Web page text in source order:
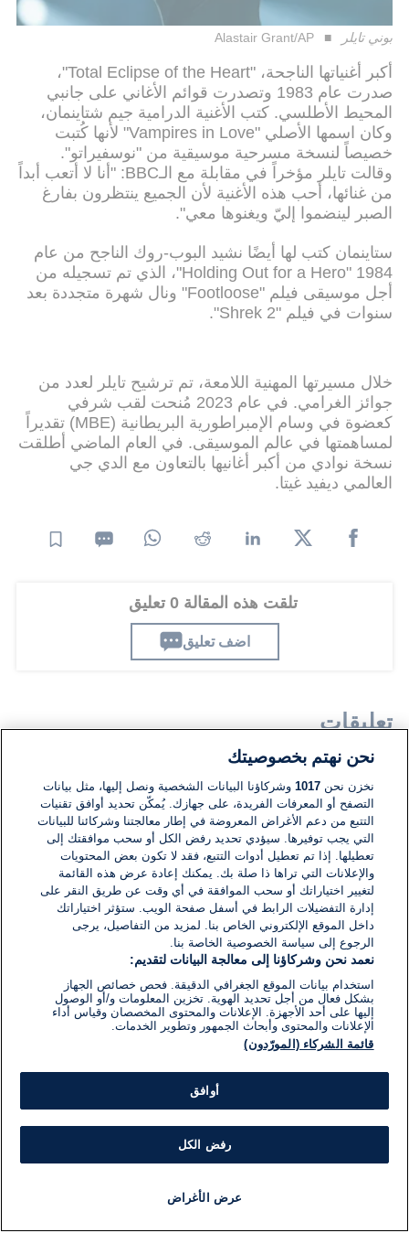
بوني تايلر Alastair Grant/AP
أكبر أغنياتها الناجحة، "Total Eclipse of the Heart"،
صدرت عام 1983 وتصدرت قوائم الأغاني على جانبي
المحيط الأطلسي. كتب الأغنية الدرامية جيم شتاينمان،
وكان اسمها الأصلي "Vampires in Love" لأنها كُتبت
خصيصاً لنسخة مسرحية موسيقية من "نوسفيراتو".
وقالت تايلر مؤخراً في مقابلة مع الـBBC: "أنا لا أتعب أبداً
من غنائها، أحب هذه الأغنية لأن الجميع ينتظرون بفارغ
الصبر لينضموا إليّ ويغنوها معي".
ستاينمان كتب لها أيضًا نشيد البوب-روك الناجح من عام
1984 "Holding Out for a Hero"، الذي تم تسجيله من
أجل موسيقى فيلم "Footloose" ونال شهرة متجددة بعد
سنوات في فيلم "Shrek 2".
خلال مسيرتها المهنية اللامعة، تم ترشيح تايلر لعدد من
جوائز الغرامي. في عام 2023 مُنحت لقب شرفي
كعضوة في وسام الإمبراطورية البريطانية (MBE) تقديراً
لمساهمتها في عالم الموسيقى. في العام الماضي أطلقت
نسخة نوادي من أكبر أغانيها بالتعاون مع الدي جي
العالمي ديفيد غيتا.
تلقت هذه المقالة 0 تعليق
اضف تعليق
تعليقات
لا توجد تعليقات مكتوبة حتى الآن. كن الأول!
اكتب تعليقًا جديدًا ...
نحن نهتم بخصوصيتك
نخزن نحن1017 وشركاؤنا البيانات الشخصية ونصل إليها، مثل بيانات
التصفح أو المعرفات الفريدة، على جهازك. يُمكّن تحديد أوافق تقنيات
التتبع من دعم الأغراض المعروضة في إطار معالجتنا وشركائنا للبيانات
التي يجب توفيرها. سيؤدي تحديد رفض الكل أو سحب موافقتك إلى
تعطيلها. إذا تم تعطيل أدوات التتبع، فقد لا تكون بعض المحتويات
والإعلانات التي تراها ذا صلة بك. يمكنك إعادة عرض هذه القائمة
لتغيير اختياراتك أو سحب الموافقة في أي وقت عن طريق النقر على
إدارة التفضيلات الرابط في أسفل صفحة الويب. ستؤثر اختياراتك
داخل الموقع الإلكتروني الخاص بنا. لمزيد من التفاصيل، يرجى
الرجوع إلى سياسة الخصوصية الخاصة بنا.
نعمد نحن وشركاؤنا إلى معالجة البيانات لتقديم:
استخدام بيانات الموقع الجغرافي الدقيقة. فحص خصائص الجهاز
بشكل فعال من أجل تحديد الهوية. تخزين المعلومات و/أو الوصول
إليها على أحد الأجهزة. الإعلانات والمحتوى المخصصان وقياس أداء
الإعلانات والمحتوى وأبحاث الجمهور وتطوير الخدمات.
قائمة الشركاء (المورّدون)
أوافق
رفض الكل
عرض الأغراض